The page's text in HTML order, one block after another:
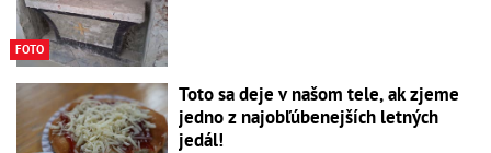
FOTO
Toto sa deje v našom tele, ak zjeme
jedno z najobľúbenejších letných
jedál!